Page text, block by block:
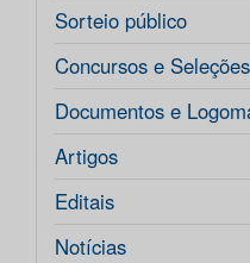
Sorteio público
Concursos e Seleções
Documentos e
Artigos
Editais
Notícias